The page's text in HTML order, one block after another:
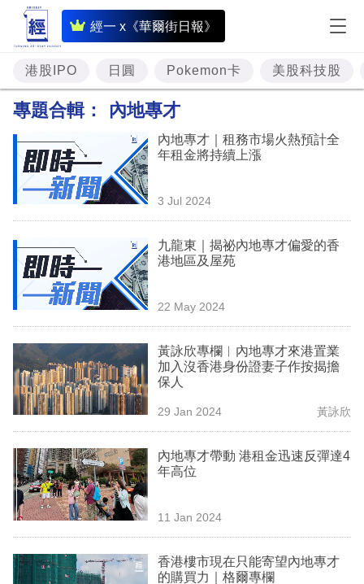
經一 x《華爾街日報》
即
時
財
經
投
資
理
商
業
科
技
職
場
生
時
港股IPO 日圓 Pokemon卡 美股科技股
專題合輯： 內地專才
內地專才｜租務市場火熱預計全
年租金將持續上漲
3 Jul 2024
九龍東｜揭祕內地專才偏愛的香
港地區及屋苑
22 May 2024
黃詠欣專欄︳內地專才來港置業
加入沒香港身份證妻子作按揭擔
保人
29 Jan 2024 黃詠欣
內地專才帶動 港租金迅速反彈達4
年高位
11 Jan 2024
香港樓市現在只能寄望內地專才
的購買力｜格爾專欄